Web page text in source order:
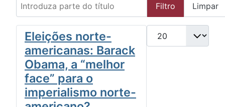
Filtro Limpar
Qtd. a exibir
Eleições norte-
americanas: Barack
Obama, a “melhor
face” para o
imperialismo norte-